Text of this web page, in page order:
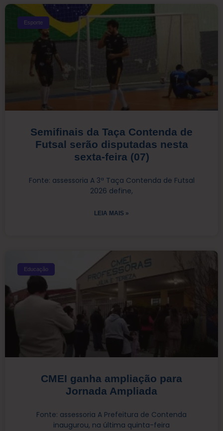
Esporte
Semifinais da Taça Contenda de
Futsal serão disputadas nesta
sexta-feira (07)
Fonte: assessoria A 3ª Taça Contenda de Futsal
2026 define,
LEIA MAIS »
Educação
CMEI ganha ampliação para
Jornada Ampliada
Fonte: assessoria A Prefeitura de Contenda
inaugurou, na última quinta-feira